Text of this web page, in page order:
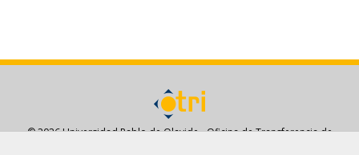
© 2026 Universidad Pablo de Olavide - Oficina de Transferencia de